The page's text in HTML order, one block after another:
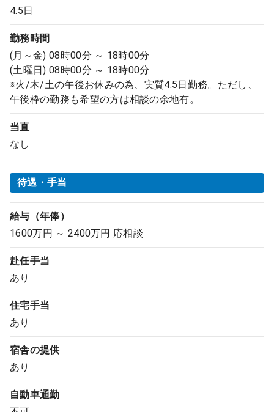
4.5日
勤務時間
(月～金) 08時00分 ～ 18時00分
(土曜日) 08時00分 ～ 18時00分
※火/木/土の午後お休みの為、実質4.5日勤務。ただし、
午後枠の勤務も希望の方は相談の余地有。
当直
なし
待遇・手当
給与（年俸）
1600万円 ～ 2400万円 応相談
赴任手当
あり
住宅手当
あり
宿舎の提供
あり
自動車通勤